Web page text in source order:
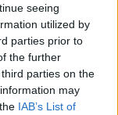
seeing
utilized by
parties prior to
the further
parties on the
may
IAB’s List of
Rodyti daugiau žymių